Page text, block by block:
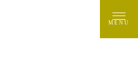
MENU